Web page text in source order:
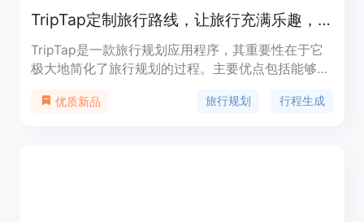
TripTap定制旅行路线，让旅行充满乐趣，助你规划完美之旅。
TripTap是一款旅行规划应用程序，其重要性在于它
极大地简化了旅行规划的过程。主要优点包括能够生
级旅游目的地。该产品背景是为了解决旅行者在规划
优质新品 旅行规划 行程生成